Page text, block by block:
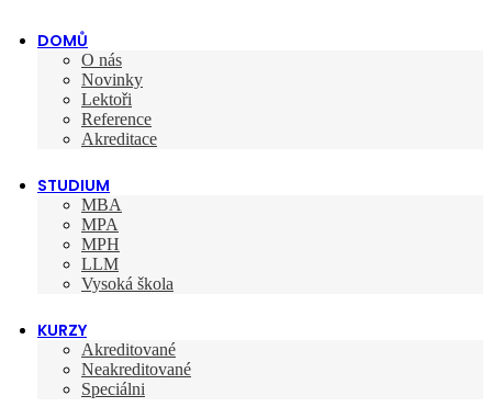
DOMŮ
O nás
Novinky
Lektoři
Reference
Akreditace
STUDIUM
MBA
MPA
MPH
LLM
Vysoká škola
KURZY
Akreditované
Neakreditované
Speciálni